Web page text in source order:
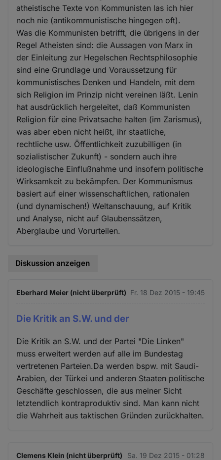
atheistische Texte von Kommunisten las ich hier
noch nie (antikommunistische hingegen oft).
Was die Kommunisten betrifft, die übrigens in der
Regel Atheisten sind: die Aussagen von Marx in
der Einleitung zur Hegelschen Rechtsphilosophie
sind eine Grundlage und Voraussetzung für
kommunistisches Denken und Handeln, mit dem
sich Religion im Prinzip nicht vereinen läßt. Lenin
hat ausdrücklich hergeleitet, daß Kommunisten
Religion für eine Privatsache halten (im Zarismus),
was aber eben nicht heißt, ihr staatliche,
rechtliche usw. Öffentlichkeit zuzubilligen (in
sozialistischer Zukunft) - sondern auch ihre
ideologische Einflußnahme und insofern politische
Wirksamkeit zu bekämpfen. Der Kommunismus
basiert auf einer wissenschaftlichen, rationalen
(und dynamischen!) Weltanschauung, auf Kritik
und Analyse, nicht auf Glaubenssätzen,
Aberglaube und Vorurteilen.
Diskussion anzeigen
Eberhard Meier (nicht überprüft) Fr. 18 Dez 2015 - 19:45
Die Kritik an S.W. und der
Die Kritik an S.W. und der Partei "Die Linken"
muss erweitert werden auf alle im Bundestag
vertretenen Parteien.Da werden bspw. mit Saudi-
Arabien, der Türkei und anderen Staaten politische
Geschäfte geschlossen, die aus meiner Sicht
letztendlich kontraproduktiv sind. Man kann nicht
die Wahrheit aus taktischen Gründen zurückhalten.
Clemens Klein (nicht überprüft) Sa. 19 Dez 2015 - 01:28